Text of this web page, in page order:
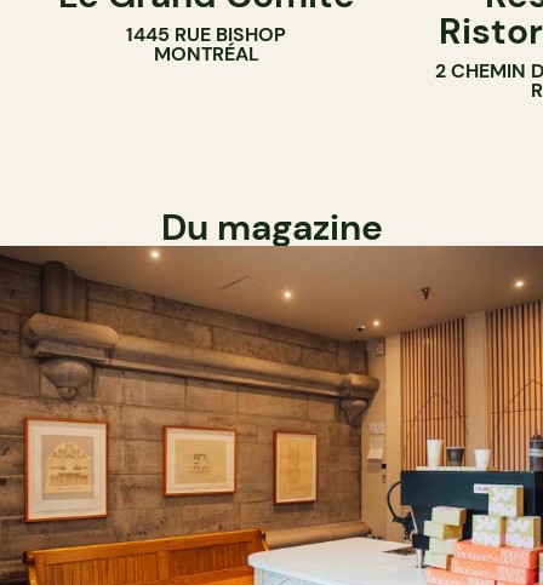
1445 RUE BISHOP
MONTRÉAL
2 CHEMIN
Du magazine